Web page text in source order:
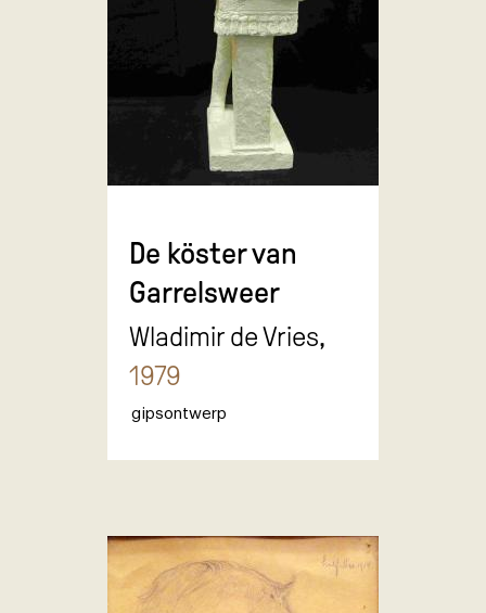
De köster van
Garrelsweer
Wladimir de Vries,
1979
gipsontwerp